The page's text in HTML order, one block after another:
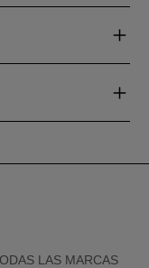
LAS MARCAS